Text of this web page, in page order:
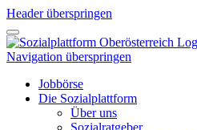
Header überspringen
Navigation überspringen
Jobbörse
Die Sozialplattform
Über uns
Sozialratgeber